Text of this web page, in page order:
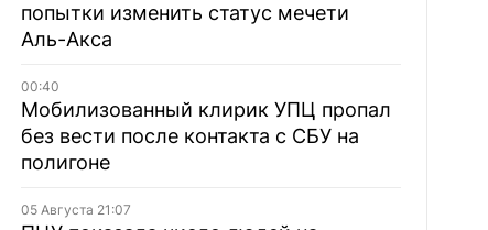
попытки изменить статус мечети
Аль-Акса
00:40
Мобилизованный клирик УПЦ пропал
без вести после контакта с СБУ на
полигоне
05 Августа 21:07